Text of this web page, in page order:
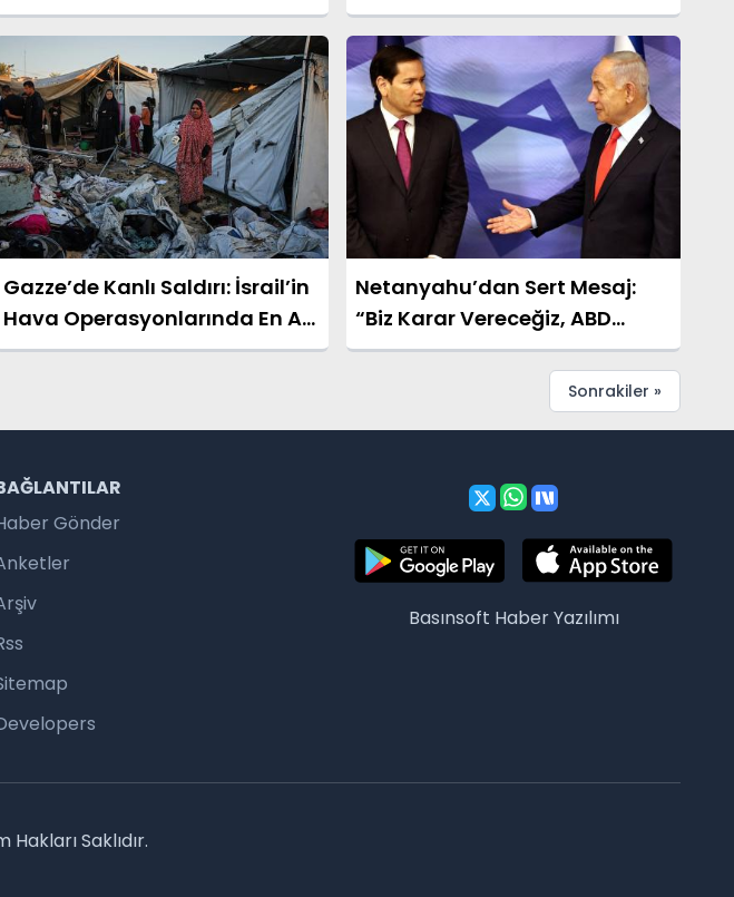
Kundaklamasını Kınadı
ulaşmadı
Gazze’de Kanlı Saldırı: İsrail’in
Hava Operasyonlarında En Az
104 Kişi Öldü
Netanyahu’dan Sert Mesaj:
“Biz Karar Vereceğiz, ABD
Kabul Edecek”
Sonrakiler »
Gönder
Basınsoft Haber Yazılımı
Saklıdır.